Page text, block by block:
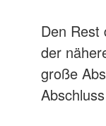
Den Rest
der
große